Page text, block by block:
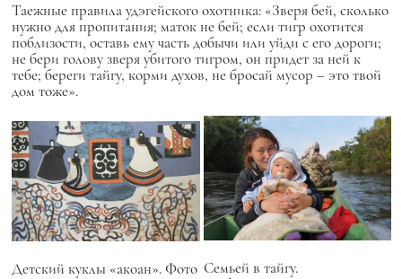
Таежные правила удэгейского охотника: «Зверя бей, сколько
нужно для пропитания; маток не бей; если тигр охотится
поблизости, оставь ему часть добычи или уйди с его дороги;
не бери голову зверя убитого тигром, он придет за ней к
тебе; береги тайгу, корми духов, не бросай мусор – это твой
дом тоже».
Детский куклы «акоан». Фото Семьей в тайгу.